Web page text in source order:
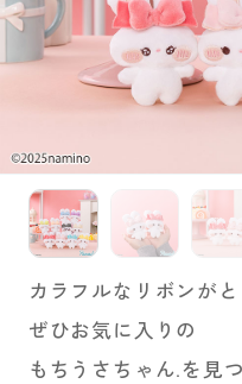
CAPSULE
プライバシー
カラフルなリボンが
ぜひお気に入りの
もちうさちゃん.を見